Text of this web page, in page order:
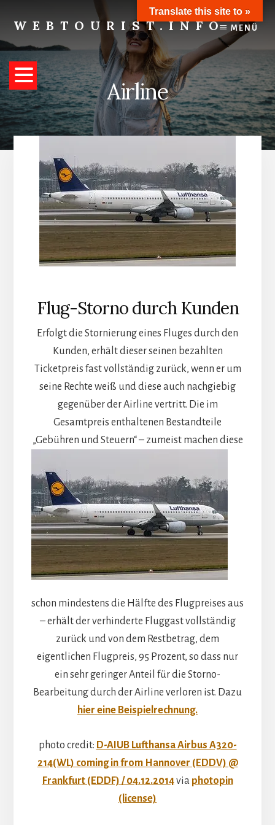
content
WEBTOURIST.INFO
Reisen
MENÜ
Airline
Flug-Storno durch Kunden
Erfolgt die Stornierung eines Fluges durch den
Kunden, erhält dieser seinen bezahlten
Ticketpreis fast vollständig zurück, wenn er um
seine Rechte weiß und diese auch nachgiebig
gegenüber der Airline vertritt. Die im
Gesamtpreis enthaltenen Bestandteile
„Gebühren und Steuern“ –zumeist machen diese
schon mindestens die Hälfte des Flugpreises aus
– erhält der verhinderte Fluggast vollständig
zurück und von dem Restbetrag, dem
eigentlichen Flugpreis, 95 Prozent, so dass nur
ein sehr geringer Anteil für die Storno-
Bearbeitung durch der Airline verloren ist. Dazu
hier eine Beispielrechnung.
photo credit: D-AIUB Lufthansa Airbus A320-
214(WL) coming in from Hannover (EDDV) @
Frankfurt (EDDF) / 04.12.2014via photopin
(license)
Translate this site to »